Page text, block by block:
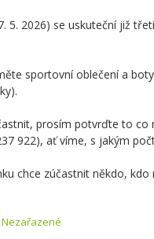
5. 2026) se uskuteční již
sportovní oblečení a
prosím potvrďte to co
922), ať víme, s jakým
chce zúčastnit někdo,
Nezařazené